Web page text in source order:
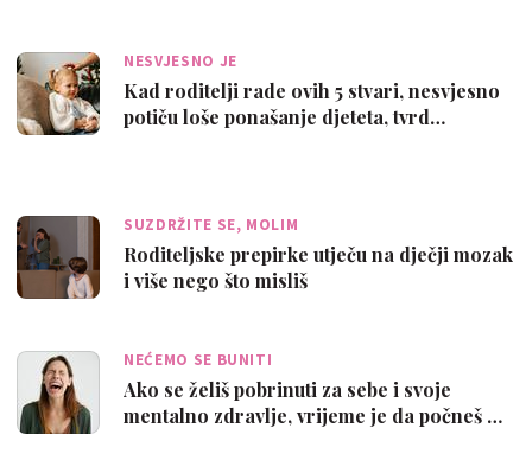
NESVJESNO JE
Kad roditelji rade ovih 5 stvari, nesvjesno
potiču loše ponašanje djeteta, tvrd…
SUZDRŽITE SE, MOLIM
Roditeljske prepirke utječu na dječji mozak
i više nego što misliš
NEĆEMO SE BUNITI
Ako se želiš pobrinuti za sebe i svoje
mentalno zdravlje, vrijeme je da počneš …